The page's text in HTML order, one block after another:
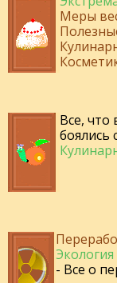
Меры
Все, что
боялись
- Все о